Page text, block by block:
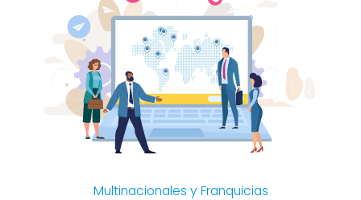
Multinacionales y Franquicias